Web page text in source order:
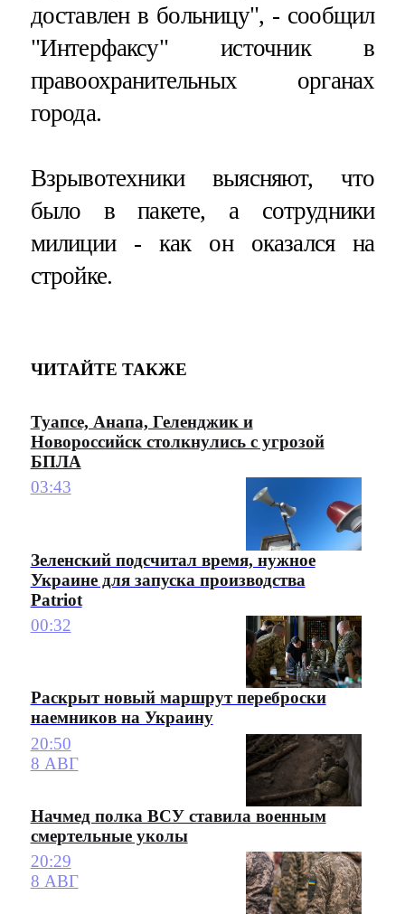
доставлен в больницу", - сообщил
"Интерфаксу" источник в
правоохранительных органах
города.
Взрывотехники выясняют, что
было в пакете, а сотрудники
милиции - как он оказался на
стройке.
ЧИТАЙТЕ ТАКЖЕ
Туапсе, Анапа, Геленджик и
Новороссийск столкнулись с угрозой
БПЛА
03:43
Зеленский подсчитал время, нужное
Украине для запуска производства
Patriot
00:32
Раскрыт новый маршрут переброски
наемников на Украину
20:50
8 АВГ
Начмед полка ВСУ ставила военным
смертельные уколы
20:29
8 АВГ